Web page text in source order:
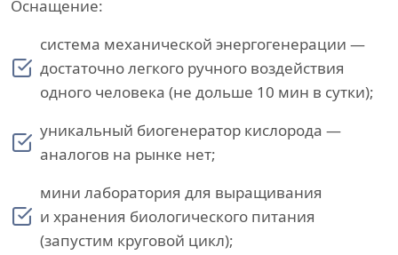
Оснащение:
система механической энергогенерации —
достаточно легкого ручного воздействия
одного человека (не дольше 10 мин в сутки);
уникальный биогенератор кислорода —
аналогов на рынке нет;
мини лаборатория для выращивания
и хранения биологического питания
(запустим круговой цикл);